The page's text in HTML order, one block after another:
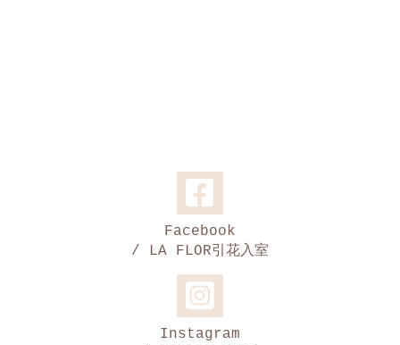
Facebook
/ LA FLOR引花入室
Instagram